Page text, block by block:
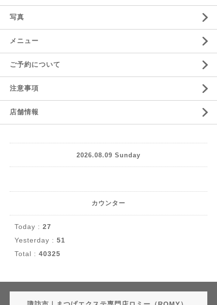
写真
メニュー
ご予約について
注意事項
店舗情報
2026.08.09 Sunday
カウンター
Today : 27
Yesterday : 51
Total : 40325